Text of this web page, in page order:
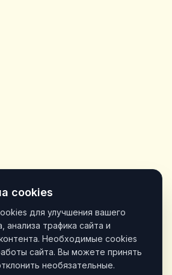
cookies
для улучшения вашего
анализа трафика сайта и
Необходимые cookies
сайта. Вы можете принять
необязательные.